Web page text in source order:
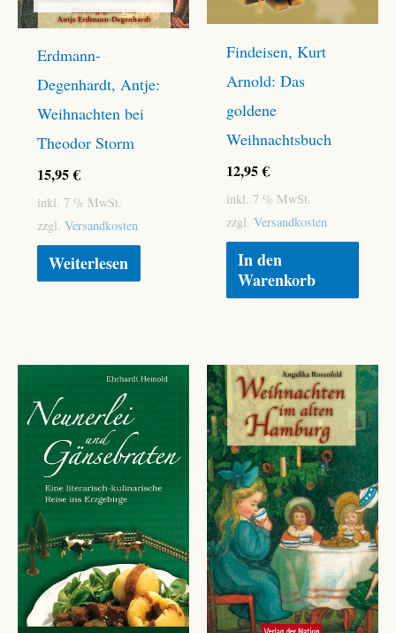
Erdmann-
Degenhardt, Antje:
Weihnachten bei
Theodor Storm
15,95€
inkl. 7 % MwSt.
zzgl. Versandkosten
Weiterlesen
Findeisen, Kurt
Arnold: Das
goldene
Weihnachtsbuch
12,95€
inkl. 7 % MwSt.
zzgl. Versandkosten
In den
Warenkorb